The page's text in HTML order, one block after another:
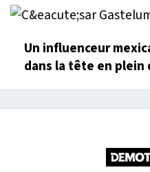
Un influenceur
dans la tête en plein